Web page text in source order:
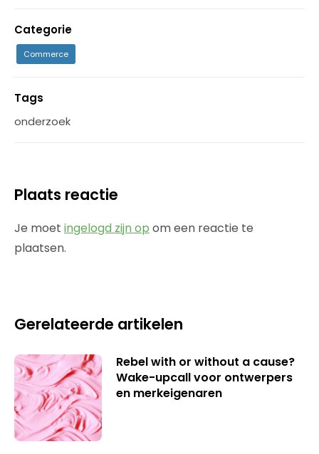
Categorie
Commerce
Tags
onderzoek
Plaats reactie
Je moet ingelogd zijn op om een reactie te
plaatsen.
Gerelateerde artikelen
Rebel with or without a cause?
Wake-upcall voor ontwerpers
en merkeigenaren